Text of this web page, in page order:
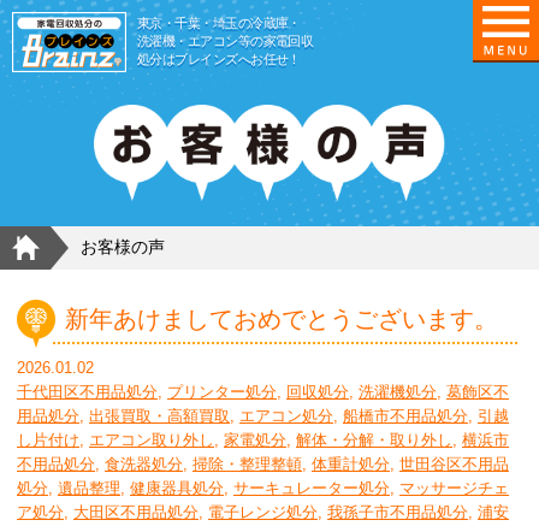
東京/埼玉/千葉/神奈川の 冷蔵庫・洗濯機・エアコン
東京・千葉・埼玉の冷蔵庫・
洗濯機・エアコン等の家電回収
処分はブレインズへお任せ！
HOME
お客様の声
新年あけましておめでとうございます。
2026.01.02
千代田区不用品処分, プリンター処分, 回収処分, 洗濯機処分, 葛飾区不
用品処分, 出張買取・高額買取, エアコン処分, 船橋市不用品処分, 引越
し片付け, エアコン取り外し , 家電処分, 解体・分解・取り外し , 横浜市
不用品処分, 食洗器処分, 掃除・整理整頓, 体重計処分, 世田谷区不用品
処分, 遺品整理, 健康器具処分, サーキュレーター処分, マッサージチェ
ア処分, 大田区不用品処分, 電子レンジ処分, 我孫子市不用品処分, 浦安